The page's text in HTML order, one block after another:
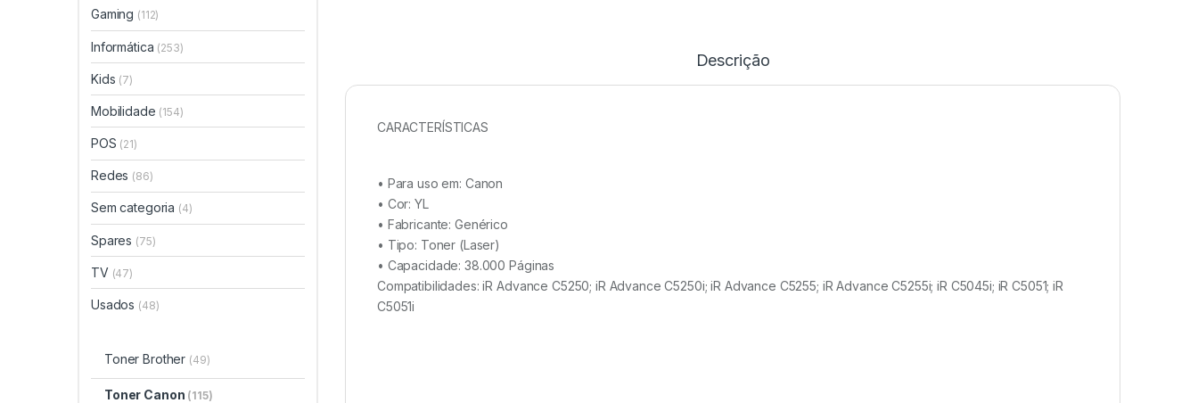
Descrição
CARACTERÍSTICAS
• Para uso em: Canon
• Cor: YL
• Fabricante:Genérico
• Tipo: Toner (Laser)
• Capacidade:38.000 Páginas
Compatibilidades: iR Advance C5250; iR Advance C5250i; iR Advance C5255; iR Advance C5255i; iR C5045i; iR C5051; iR
C5051i
Gaming (112)
Informática (253)
Kids (7)
Mobilidade (154)
POS (21)
Redes (86)
Sem categoria (4)
Spares (75)
TV (47)
Usados (48)
Toner Brother (49)
Toner Canon (115)